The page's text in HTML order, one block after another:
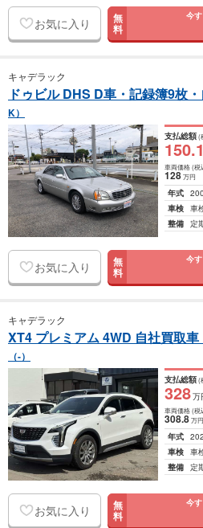
お気に入り 無
料
今
キャデラック
ドゥビル DHS D車・記録簿9枚
K）
支払総額(
150.1
車両価格(税
128万円
年式
車検 車
整備 定
お気に入り 無
料
今
キャデラック
XT4 プレミアム 4WD 自社買取
（-）
支払総額(
328万
車両価格(税
308.8万円
年式
車検 車
整備 定
お気に入り 無
料
今